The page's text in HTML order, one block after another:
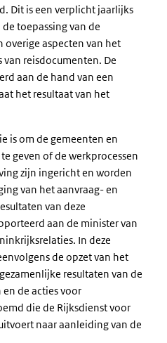
Dit is een verplicht jaarlijks
toepassing van de
overige aspecten van het
reisdocumenten. De
aan de hand van een
het resultaat van het
is om de gemeenten en
geven of de werkprocessen
zijn ingericht en worden
van het aanvraag- en
van deze
aan de minister van
In deze
de opzet van het
resultaten van de
de acties voor
die de Rijksdienst voor
naar aanleiding van de